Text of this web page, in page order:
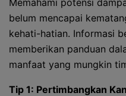
Memahami potensi
belum mencapai
kehati-hatian. Informasi
memberikan panduan
manfaat yang mungkin
Tip 1: Pertimbangkan